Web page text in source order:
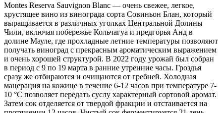
Montes Reserva Sauvignon Blanc — очень свежее, легкое,
хрустящее вино из винограда сорта Совиньон Блан, который
выращивается в различных уголках Центральной Долины
Чили, включая побережье Кольчагуа и предгорья Анд в
долине Мауле, где прохладные летние температуры позволяют
получать виноград с прекрасным ароматическим выражением
и очень хорошей структурой. В 2022 году урожай был собран
в период с 9 по 19 марта в ранние утренние часы. Гроздья
сразу же отбираются и очищаются от гребней. Холодная
мацерация на кожице в течение 6-12 часов при температуре 7-
10 °C позволяет передать суслу характерный сортовой аромат.
Затем сок отделяется от твердой фракции и отстаивается на